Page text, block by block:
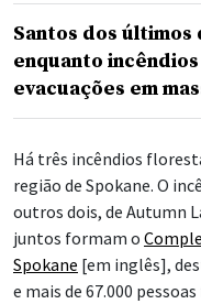
Santos dos últimos
enquanto
evacuações em
Há três incêndios
região de Spokane. O
outros dois, de Autumn
juntos formam o
Spokane [em inglês],
e mais de 67.000